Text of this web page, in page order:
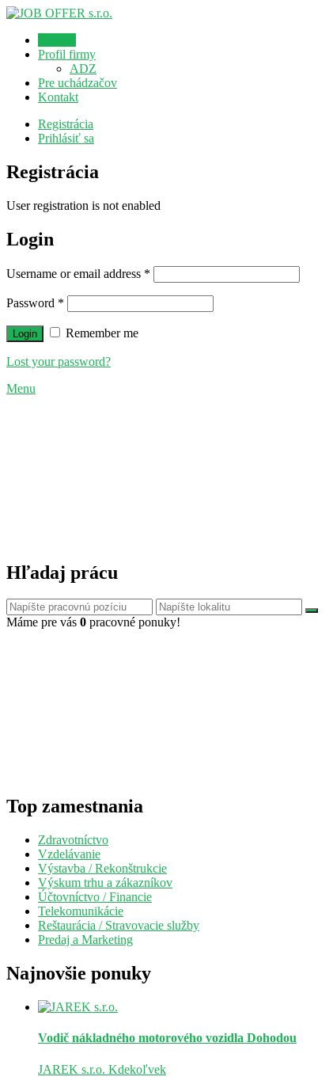
Profil firmy
ADZ
Pre uchádzačov
Kontakt
Registrácia
Prihlásiť sa
Registrácia
User registration is not enabled
Login
Username or email address *
Password *
Remember me
Lost your password?
Menu
Hľadaj prácu
Máme pre vás 0 pracovné ponuky!
Top zamestnania
Zdravotníctvo
Vzdelávanie
Výstavba / Rekonštrukcie
Výskum trhu a zákazníkov
Účtovníctvo / Financie
Telekomunikácie
Reštaurácia / Stravovacie služby
Predaj a Marketing
Najnovšie ponuky
Vodič nákladného motorového vozidla Dohodou
JAREK s.r.o. Kdekoľvek